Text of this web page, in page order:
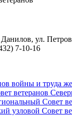
ул.
7-10-16
войны и труда
ветеранов
Совет
узловой Совет